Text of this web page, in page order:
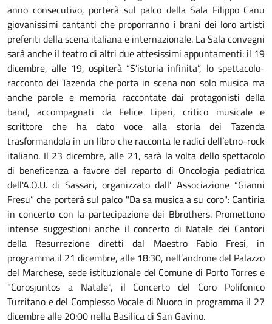
anno consecutivo, porterà sul palco della Sala Filippo Canu
giovanissimi cantanti che proporranno i brani dei loro artisti
preferiti della scena italiana e internazionale. La Sala convegni
sarà anche il teatro di altri due attesissimi appuntamenti: il 19
dicembre, alle 19, ospiterà “S’istoria infinita”, lo spettacolo-
racconto dei Tazenda che porta in scena non solo musica ma
anche parole e memoria raccontate dai protagonisti della
band, accompagnati da Felice Liperi, critico musicale e
scrittore che ha dato voce alla storia dei Tazenda
trasformandola in un libro che racconta le radici dell’etno-rock
italiano. Il 23 dicembre, alle 21, sarà la volta dello spettacolo
di beneficenza a favore del reparto di Oncologia pediatrica
dell'A.O.U. di Sassari, organizzato dall’ Associazione “Gianni
Fresu” che porterà sul palco "Da sa musica a su coro": Cantiria
in concerto con la partecipazione dei Bbrothers. Promettono
intense suggestioni anche il concerto di Natale dei Cantori
della Resurrezione diretti dal Maestro Fabio Fresi, in
programma il 21 dicembre, alle 18:30, nell’androne del Palazzo
del Marchese, sede istituzionale del Comune di Porto Torres e
"Corosjuntos a Natale", il Concerto del Coro Polifonico
Turritano e del Complesso Vocale di Nuoro in programma il 27
dicembre alle 20:00 nella Basilica di San Gavino.